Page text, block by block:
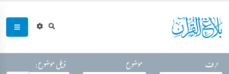
حرف موضوع
ذیلی موضوع: